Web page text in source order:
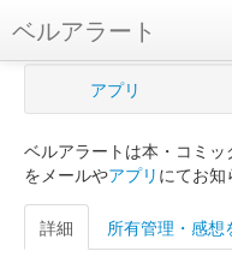
ベルアラート
ベルアラートとは
新規登録
ログイン
アプリ
ベルアラートは本・コミ
をメールやアプリ にてお知
詳細 所有管理・感想